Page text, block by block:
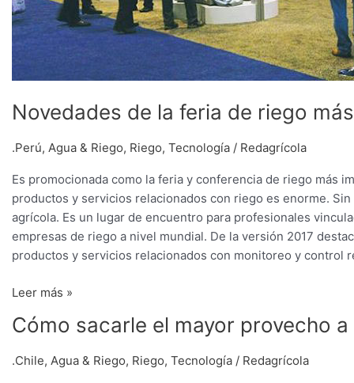
Novedades de la feria de riego
.Perú, Agua & Riego, Riego, Tecnología / Redagrícola
Es promocionada como la feria y conferencia de riego más
productos y servicios relacionados con riego es enorme.
agrícola. Es un lugar de encuentro para profesionales
empresas de riego a nivel mundial. De la versión 2017
productos y servicios relacionados con monitoreo y control
Leer más »
Cómo sacarle el mayor provecho
.Chile, Agua & Riego, Riego, Tecnología / Redagrícola
Cómo
el